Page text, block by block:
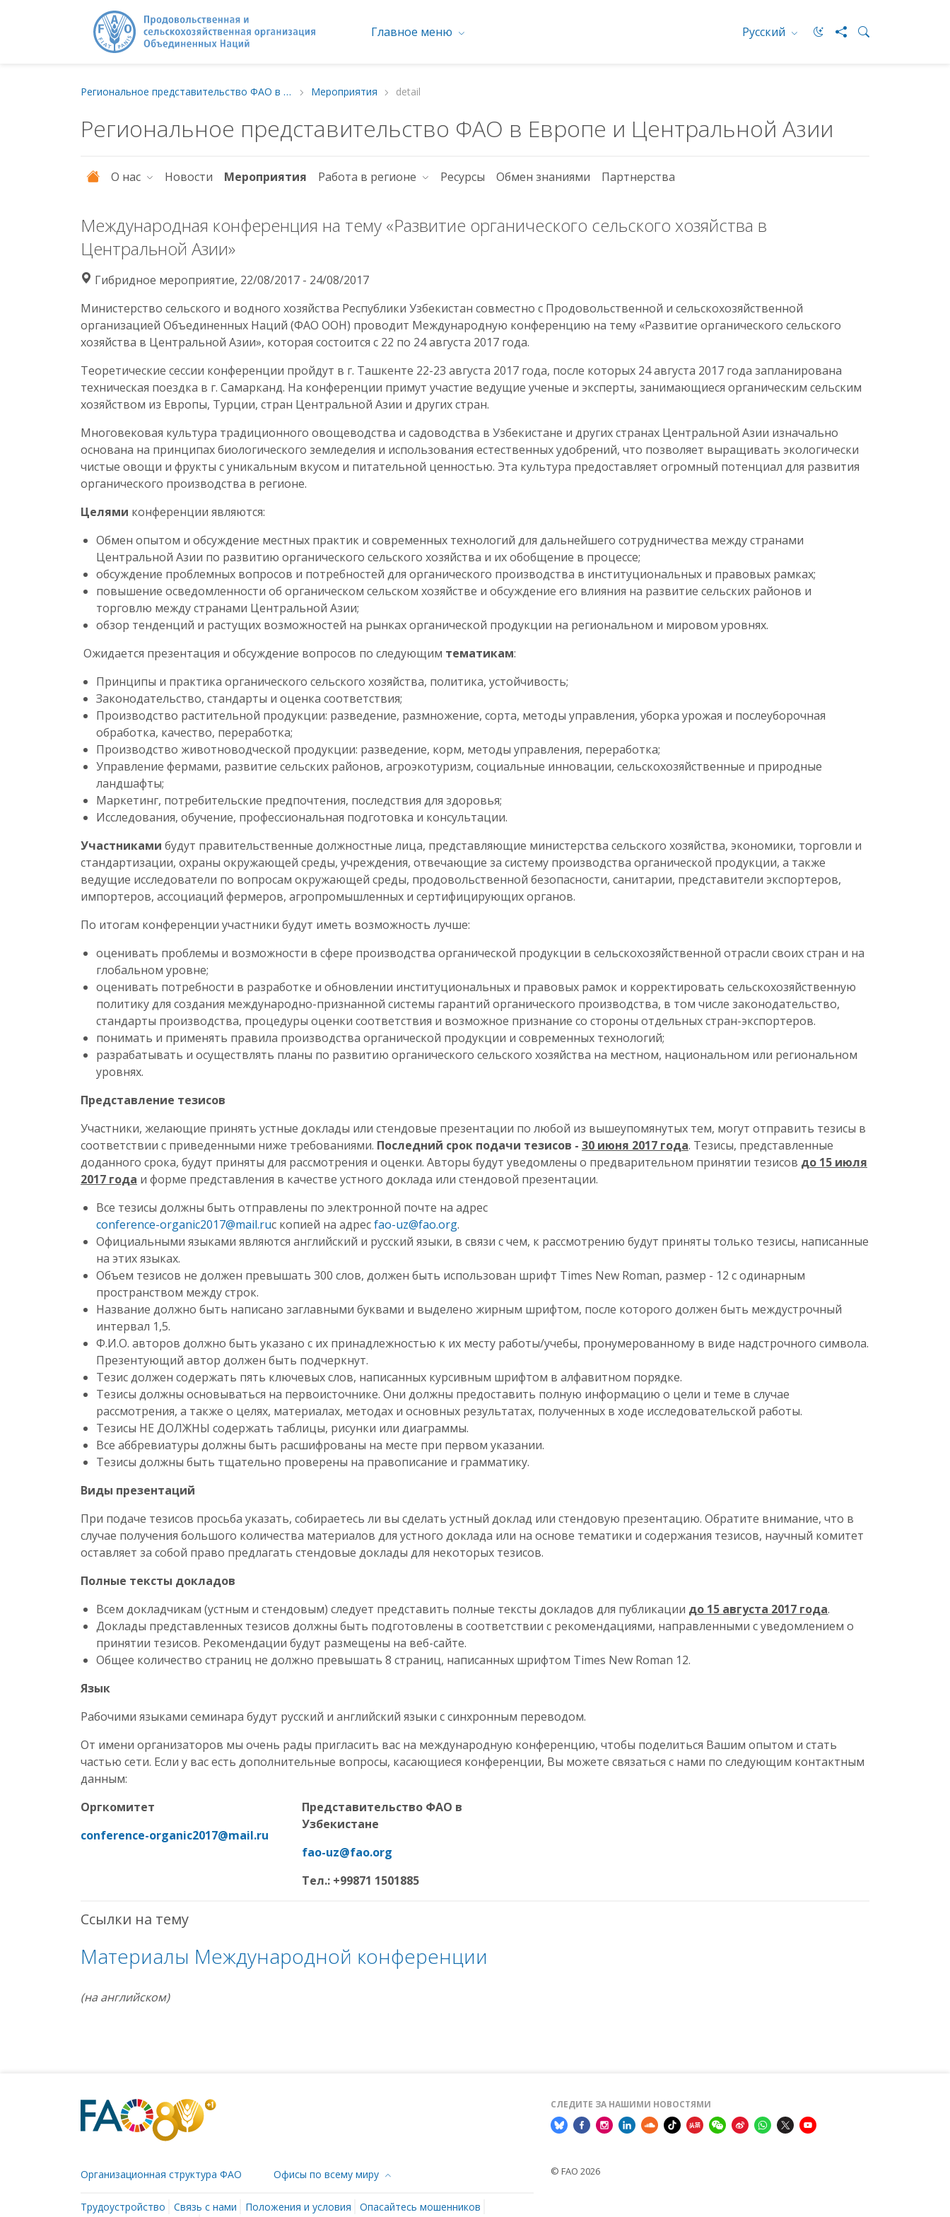
Главное меню Русский
Региональное представительство ФАО в Европе и Центральной Азии Мероприятия detail
Региональное представительство ФАО в Европе и Центральной Азии
О нас Новости Мероприятия Работа в регионе Ресурсы Обмен знаниями Партнерства
Международная конференция на тему «Развитие органического сельского хозяйства в
Центральной Азии»
Гибридное мероприятие, 22/08/2017 - 24/08/2017
Министерство сельского и водного хозяйства Республики Узбекистан совместно с Продовольственной и сельскохозяйственной
организацией Объединенных Наций (ФАО ООН) проводит Международную конференцию на тему «Развитие органического сельского
хозяйства в Центральной Азии», которая состоится с 22 по 24 августа 2017 года.
Теоретические сессии конференции пройдут в г. Ташкенте 22-23 августа 2017 года, после которых 24 августа 2017 года запланирована
техническая поездка в г. Самарканд. На конференции примут участие ведущие ученые и эксперты, занимающиеся органическим сельским
хозяйством из Европы, Турции, стран Центральной Азии и других стран.
Многовековая культура традиционного овощеводства и садоводства в Узбекистане и других странах Центральной Азии изначально
основана на принципах биологического земледелия и использования естественных удобрений, что позволяет выращивать экологически
чистые овощи и фрукты с уникальным вкусом и питательной ценностью. Эта культура предоставляет огромный потенциал для развития
органического производства в регионе.
Целями конференции являются:
Обмен опытом и обсуждение местных практик и современных технологий для дальнейшего сотрудничества между странами
Центральной Азии по развитию органического сельского хозяйства и их обобщение в процессе;
обсуждение проблемных вопросов и потребностей для органического производства в институциональных и правовых рамках;
повышение осведомленности об органическом сельском хозяйстве и обсуждение его влияния на развитие сельских районов и
торговлю между странами Центральной Азии;
обзор тенденций и растущих возможностей на рынках органической продукции на региональном и мировом уровнях.
Ожидается презентация и обсуждение вопросов по следующим тематикам:
Принципы и практика органического сельского хозяйства, политика, устойчивость;
Законодательство, стандарты и оценка соответствия;
Производство растительной продукции: разведение, размножение, сорта, методы управления, уборка урожая и послеуборочная
обработка, качество, переработка;
Производство животноводческой продукции: разведение, корм, методы управления, переработка;
Управление фермами, развитие сельских районов, агроэкотуризм, социальные инновации, сельскохозяйственные и природные
ландшафты;
Маркетинг, потребительские предпочтения, последствия для здоровья;
Исследования, обучение, профессиональная подготовка и консультации.
Участниками будут правительственные должностные лица, представляющие министерства сельского хозяйства, экономики, торговли и
стандартизации, охраны окружающей среды, учреждения, отвечающие за систему производства органической продукции, а также
ведущие исследователи по вопросам окружающей среды, продовольственной безопасности, санитарии, представители экспортеров,
импортеров, ассоциаций фермеров, агропромышленных и сертифицирующих органов.
По итогам конференции участники будут иметь возможность лучше:
оценивать проблемы и возможности в сфере производства органической продукции в сельскохозяйственной отрасли своих стран и на
глобальном уровне;
оценивать потребности в разработке и обновлении институциональных и правовых рамок и корректировать сельскохозяйственную
политику для создания международно-признанной системы гарантий органического производства, в том числе законодательство,
стандарты производства, процедуры оценки соответствия и возможное признание со стороны отдельных стран-экспортеров.
понимать и применять правила производства органической продукции и современных технологий;
разрабатывать и осуществлять планы по развитию органического сельского хозяйства на местном, национальном или региональном
уровнях.
Представление тезисов
Участники, желающие принять устные доклады или стендовые презентации по любой из вышеупомянутых тем, могут отправить тезисы в
соответствии с приведенными ниже требованиями. Последний срок подачи тезисов - 30 июня 2017 года. Тезисы, представленные
доданного срока, будут приняты для рассмотрения и оценки. Авторы будут уведомлены о предварительном принятии тезисов до 15 июля
2017 года и форме представления в качестве устного доклада или стендовой презентации.
Все тезисы должны быть отправлены по электронной почте на адрес
conference-organic2017@mail.ruс копией на адресfao-uz@fao.org.
Официальными языками являются английский и русский языки, в связи с чем, к рассмотрению будут приняты только тезисы, написанные
на этих языках.
Объем тезисов не должен превышать 300 слов, должен быть использован шрифт Times New Roman, размер - 12 с одинарным
пространством между строк.
Название должно быть написано заглавными буквами и выделено жирным шрифтом, после которого должен быть междустрочный
интервал 1,5.
Ф.И.О. авторов должно быть указано с их принадлежностью к их месту работы/учебы, пронумерованному в виде надстрочного символа.
Презентующий автор должен быть подчеркнут.
Тезис должен содержать пять ключевых слов, написанных курсивным шрифтом в алфавитном порядке.
Тезисы должны основываться на первоисточнике. Они должны предоставить полную информацию о цели и теме в случае
рассмотрения, а также о целях, материалах, методах и основных результатах, полученных в ходе исследовательской работы.
Тезисы НЕ ДОЛЖНЫ содержать таблицы, рисунки или диаграммы.
Все аббревиатуры должны быть расшифрованы на месте при первом указании.
Тезисы должны быть тщательно проверены на правописание и грамматику.
Виды презентаций
При подаче тезисов просьба указать, собираетесь ли вы сделать устный доклад или стендовую презентацию. Обратите внимание, что в
случае получения большого количества материалов для устного доклада или на основе тематики и содержания тезисов, научный комитет
оставляет за собой право предлагать стендовые доклады для некоторых тезисов.
Полные тексты докладов
Всем докладчикам (устным и стендовым) следует представить полные тексты докладов для публикации до 15 августа 2017 года.
Доклады представленных тезисов должны быть подготовлены в соответствии с рекомендациями, направленными с уведомлением о
принятии тезисов. Рекомендации будут размещены на веб-сайте.
Общее количество страниц не должно превышать 8 страниц, написанных шрифтом Times New Roman 12.
Язык
Рабочими языками семинара будут русский и английский языки с синхронным переводом.
От имени организаторов мы очень рады пригласить вас на международную конференцию, чтобы поделиться Вашим опытом и стать
частью сети. Если у вас есть дополнительные вопросы, касающиеся конференции, Вы можете связаться с нами по следующим контактным
данным:
Оргкомитет
conference-organic2017@mail.ru
Представительство ФАО в
Узбекистане
fao-uz@fao.org
Тел.: +99871 1501885
Ссылки на тему
Материалы Международной конференции
(на английском)
СЛЕДИТЕ ЗА НАШИМИ НОВОСТЯМИ
Организационная структура ФАО Офисы по всему миру
Трудоустройство Связь с нами Положения и условия
Опасайтесь мошенников
© FAO 2026